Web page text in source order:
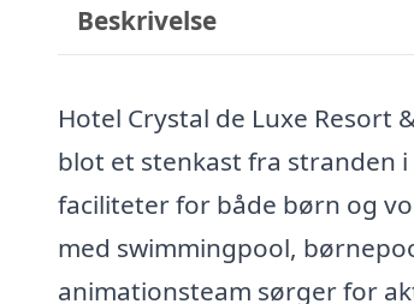
Beskrivelse
Hotel Crystal de Luxe Resort
blot et stenkast fra stranden
faciliteter for både børn og
med swimmingpool,
animationsteam sørger for